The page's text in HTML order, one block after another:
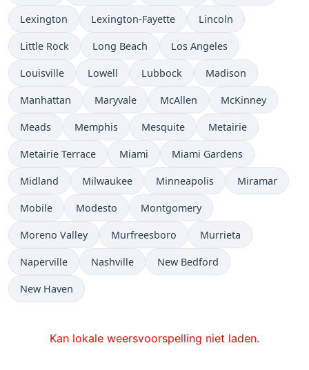
Lexington Lexington-Fayette Lincoln
Little Rock Long Beach Los Angeles
Louisville Lowell Lubbock Madison
Manhattan Maryvale McAllen McKinney
Meads Memphis Mesquite Metairie
Metairie Terrace Miami Miami Gardens
Midland Milwaukee Minneapolis Miramar
Mobile Modesto Montgomery
Moreno Valley Murfreesboro Murrieta
Naperville Nashville New Bedford
New Haven
Kan lokale weersvoorspelling niet laden.